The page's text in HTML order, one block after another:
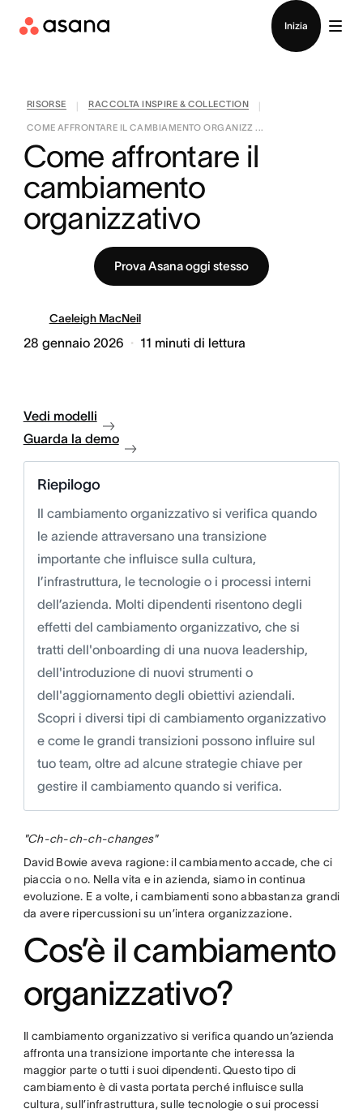
Inizia
RISORSE RACCOLTA INSPIRE & COLLECTION
COME AFFRONTARE IL CAMBIAMENTO ORGANIZZ ...
Come affrontare il
cambiamento
organizzativo
Prova Asana oggi stesso
Caeleigh MacNeil
28 gennaio 2026 11 minuti di lettura
Vedi modelli
Guarda la demo
Riepilogo
Il cambiamento organizzativo si verifica quando
le aziende attraversano una transizione
importante che influisce sulla cultura,
l’infrastruttura, le tecnologie o i processi interni
dell’azienda. Molti dipendenti risentono degli
effetti del cambiamento organizzativo, che si
tratti dell'onboarding di una nuova leadership,
dell'introduzione di nuovi strumenti o
dell'aggiornamento degli obiettivi aziendali.
Scopri i diversi tipi di cambiamento organizzativo
e come le grandi transizioni possono influire sul
tuo team, oltre ad alcune strategie chiave per
gestire il cambiamento quando si verifica.
"Ch-ch-ch-ch-changes"
David Bowie aveva ragione: il cambiamento accade, che ci
piaccia o no. Nella vita e in azienda, siamo in continua
evoluzione. E a volte, i cambiamenti sono abbastanza grandi
da avere ripercussioni su un’intera organizzazione.
Cos’è il cambiamento
organizzativo?
Il cambiamento organizzativo si verifica quando un’azienda
affronta una transizione importante che interessa la
maggior parte o tutti i suoi dipendenti. Questo tipo di
cambiamento è di vasta portata perché influisce sulla
cultura, sull’infrastruttura, sulle tecnologie o sui processi